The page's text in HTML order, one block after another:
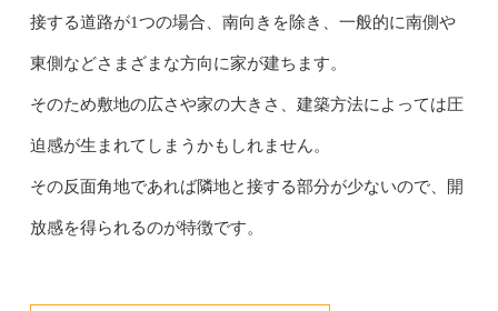
接する道路が1つの場合、南向きを除き、一般的に南側や
東側などさまざまな方向に家が建ちます。
そのため敷地の広さや家の大きさ、建築方法によっては圧
迫感が生まれてしまうかもしれません。
その反面角地であれば隣地と接する部分が少ないので、開
放感を得られるのが特徴です。